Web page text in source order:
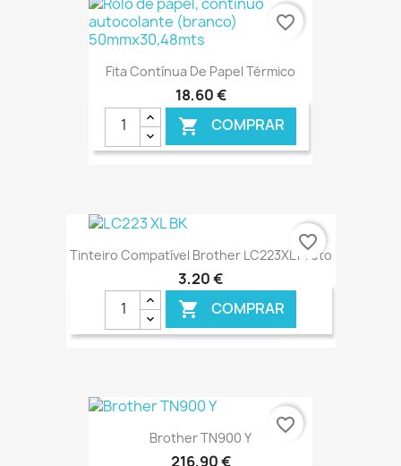
€ ONLINE
Fita Contínua De Papel Térmico
18,60 €
 COMPRAR
favorite_border
Tinteiro Compatível Brother LC223XL Preto
3,20 €
 COMPRAR
€ ONLINE
favorite_border
Brother TN900 Y
216,90 €
favorite_border